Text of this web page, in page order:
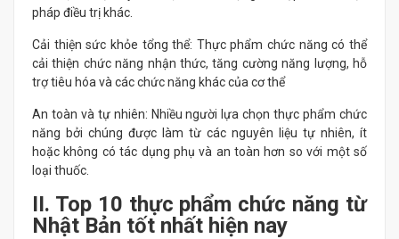
pháp điều trị khác.
Cải thiện sức khỏe tổng thể: Thực phẩm chức năng có thể
cải thiện chức năng nhận thức, tăng cường năng lượng, hỗ
trợ tiêu hóa và các chức năng khác của cơ thể
An toàn và tự nhiên: Nhiều người lựa chọn thực phẩm chức
năng bởi chúng được làm từ các nguyên liệu tự nhiên, ít
hoặc không có tác dụng phụ và an toàn hơn so với một số
loại thuốc.
II. Top 10 thực phẩm chức năng từ
Nhật Bản tốt nhất hiện nay